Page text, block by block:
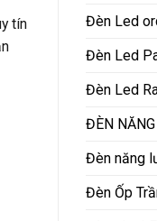
tín
Đèn Led
Đèn Led
Đèn Led
ĐÈN
Đèn năng
Đèn Ốp